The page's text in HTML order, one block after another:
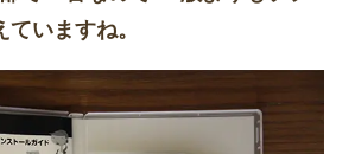
ていますね。